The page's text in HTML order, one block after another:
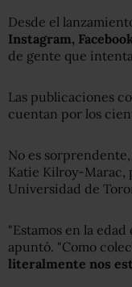
Desde el
Instagram,
de gente que
Las publicaciones
cuentan por los
No es
Katie Kilroy-Marac,
Universidad de
"Estamos en la
apuntó. "Como
literalmente nos